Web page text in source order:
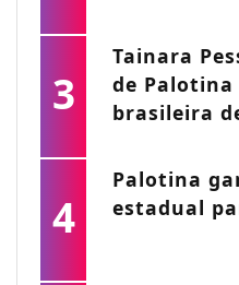
3
Tainara
de Palotina
brasileira
4
Palotina
estadual